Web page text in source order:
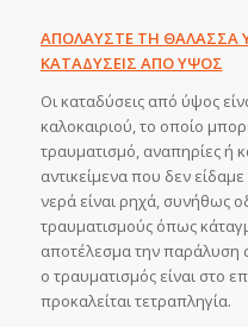
ΑΠΟΛΑΥΣΤΕ ΤΗ ΘΑΛΑΣΣΑ
ΚΑΤΑΔΥΣΕΙΣ ΑΠΟ ΥΨΟΣ
Οι καταδύσεις από ύψος
καλοκαιριού, το οποίο
τραυματισμό, αναπηρίες ή
αντικείμενα που δεν
νερά είναι ρηχά, συνήθως
τραυματισμούς όπως
αποτέλεσμα την παράλυση
ο τραυματισμός είναι στο
προκαλείται τετραπληγία.